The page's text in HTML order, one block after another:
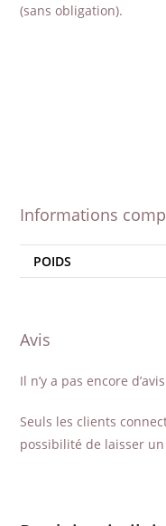
(sans obligation).
Informations
POIDS
Avis
Il n’y a pas encore
Seuls les clients
possibilité de laisser un